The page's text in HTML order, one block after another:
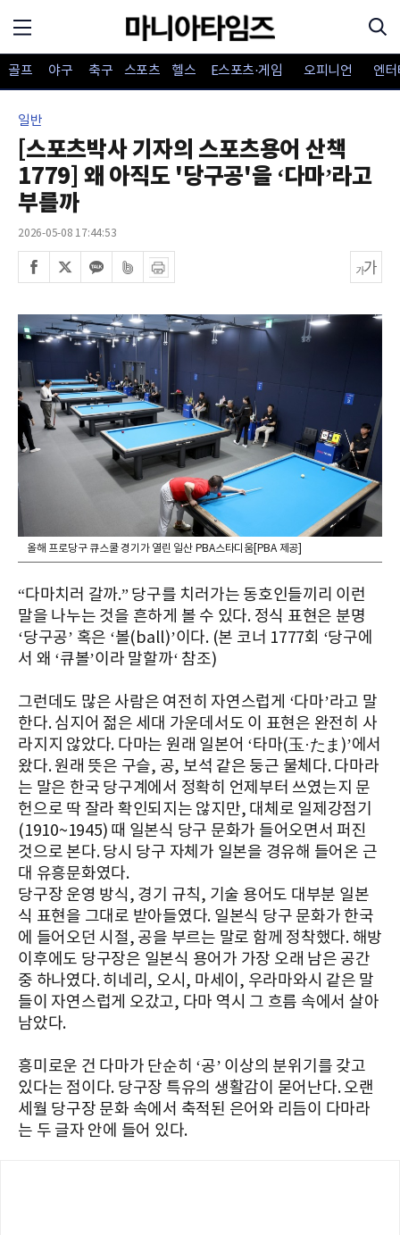
골프 야구 축구 스포츠 헬스 E스포츠·게임 오피니언 엔
일반
[스포츠박사 기자의 스포츠용어 산책
1779] 왜 아직도 '당구공'을 ‘다마’라고
부를까
2026-05-08 17:44:53
올해 프로당구 큐스쿨 경기가 열린 일산 PBA스타디움[PBA 제공]
“다마치러 갈까.” 당구를 치러가는 동호인들끼리 이런
말을 나누는 것을 흔하게 볼 수 있다. 정식 표현은 분명
‘당구공’ 혹은 ‘볼(ball)’이다. (본 코너 1777회 ‘당구에
서 왜 ‘큐볼’이라 말할까‘ 참조)
그런데도 많은 사람은 여전히 자연스럽게 ‘다마’라고 말
한다. 심지어 젊은 세대 가운데서도 이 표현은 완전히 사
라지지 않았다. 다마는 원래 일본어 ‘타마(玉·たま)’에서
왔다. 원래 뜻은 구슬, 공, 보석 같은 둥근 물체다. 다마라
는 말은 한국 당구계에서 정확히 언제부터 쓰였는지 문
헌으로 딱 잘라 확인되지는 않지만, 대체로 일제강점기
(1910~1945) 때 일본식 당구 문화가 들어오면서 퍼진
것으로 본다. 당시 당구 자체가 일본을 경유해 들어온 근
대 유흥문화였다.
당구장 운영 방식, 경기 규칙, 기술 용어도 대부분 일본
식 표현을 그대로 받아들였다. 일본식 당구 문화가 한국
에 들어오던 시절, 공을 부르는 말로 함께 정착했다. 해방
이후에도 당구장은 일본식 용어가 가장 오래 남은 공간
중 하나였다. 히네리, 오시, 마세이, 우라마와시 같은 말
들이 자연스럽게 오갔고, 다마 역시 그 흐름 속에서 살아
남았다.
흥미로운 건 다마가 단순히 ‘공’ 이상의 분위기를 갖고
있다는 점이다. 당구장 특유의 생활감이 묻어난다. 오랜
세월 당구장 문화 속에서 축적된 은어와 리듬이 다마라
는 두 글자 안에 들어 있다.